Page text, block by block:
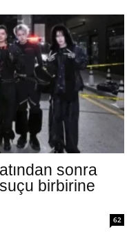
sonra
birbirine
62